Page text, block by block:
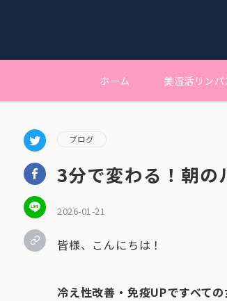
ホーム 美温活リン
ブログ
3分で変わる！朝の
2026-01-21
皆様、こんにちは！
冷え性改善・免疫UPですべての